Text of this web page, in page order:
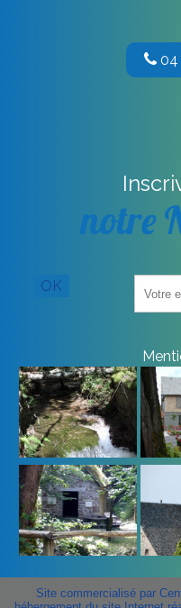
04
notre
OK
Site commercialisé par